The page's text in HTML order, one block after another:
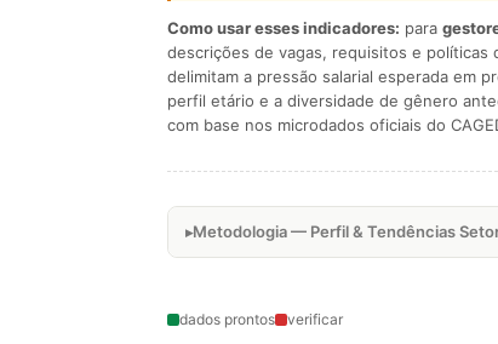
Como usar esses indicadores: para
descrições de vagas, requisitos e políticas
delimitam a pressão salarial esperada em
perfil etário e a diversidade de gênero
com base nos microdados oficiais do
Metodologia — Perfil & Tendências
dados prontos verificar